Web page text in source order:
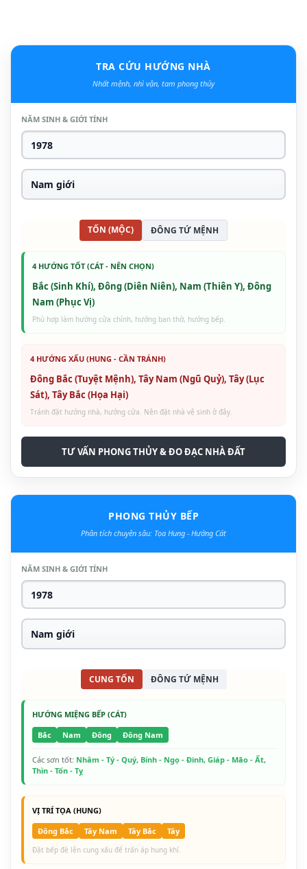
TRA CỨU HƯỚNG NHÀ
Nhất mệnh, nhì vận, tam phong thủy
NĂM SINH & GIỚI TÍNH
TỐN (MỘC) ĐÔNG TỨ MỆNH
4 HƯỚNG TỐT (CÁT - NÊN CHỌN)
Bắc (Sinh Khí), Đông (Diên Niên), Nam (Thiên Y), Đông
Nam (Phục Vị)
Phù hợp làm hướng cửa chính, hướng ban thờ, hướng bếp.
4 HƯỚNG XẤU (HUNG - CẦN TRÁNH)
Đông Bắc (Tuyệt Mệnh), Tây Nam (Ngũ Quỷ), Tây (Lục
Sát), Tây Bắc (Họa Hại)
Tránh đặt hướng nhà, hướng cửa. Nên đặt nhà vệ sinh ở đây.
TƯ VẤN PHONG THỦY & ĐO ĐẠC NHÀ ĐẤT
PHONG THỦY BẾP
Phân tích chuyên sâu: Tọa Hung - Hướng Cát
NĂM SINH & GIỚI TÍNH
CUNG TỐN ĐÔNG TỨ MỆNH
HƯỚNG MIỆNG BẾP (CÁT)
Bắc
Nam Đông Đông Nam
Các sơn tốt: Nhâm - Tý - Quý, Bính - Ngọ - Đinh, Giáp - Mão - Ất,
Thìn - Tốn - Tỵ
VỊ TRÍ TỌA (HUNG)
Đông Bắc
Tây Nam Tây Bắc Tây
Đặt bếp đè lên cung xấu để trấn áp hung khí.